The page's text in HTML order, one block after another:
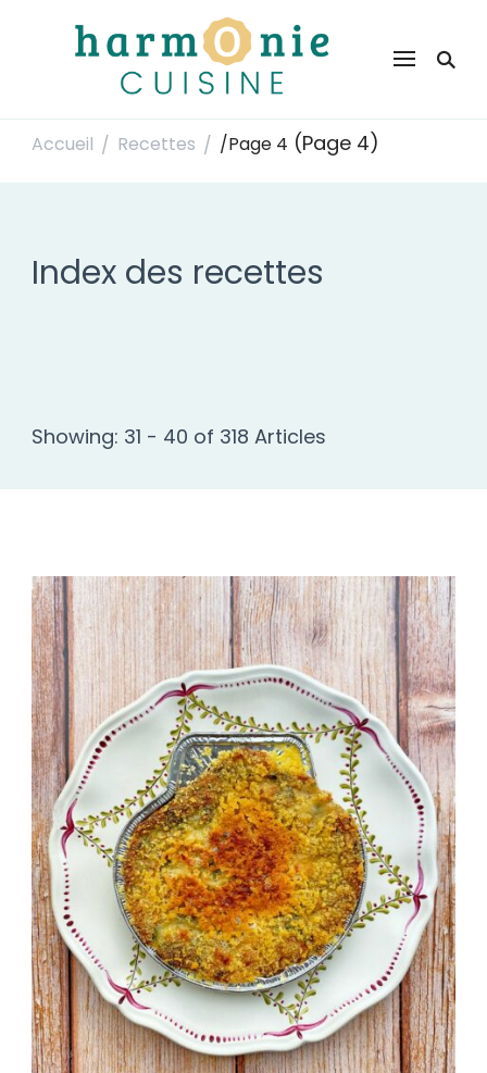
Harmonie Cuisine
Accueil / Recettes / /Page 4 (Page 4)
Index des recettes
Showing: 31 - 40 of 318 Articles